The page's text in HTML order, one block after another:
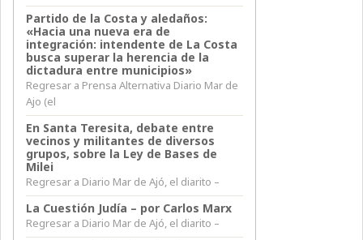
Partido de la Costa y aledaños:
«Hacia una nueva era de
integración: intendente de La Costa
busca superar la herencia de la
dictadura entre municipios»
Regresar a Prensa Alternativa Diario Mar de
Ajo (el
En Santa Teresita, debate entre
vecinos y militantes de diversos
grupos, sobre la Ley de Bases de
Milei
Regresar a Diario Mar de Ajó, el diarito –
La Cuestión Judía – por Carlos Marx
Regresar a Diario Mar de Ajó, el diarito –